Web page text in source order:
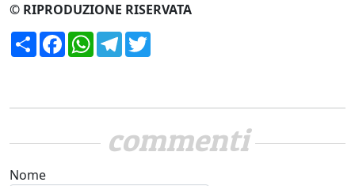
© RIPRODUZIONE RISERVATA
CondividiFacebookWhatsApp
Telegram
commenti
Nome